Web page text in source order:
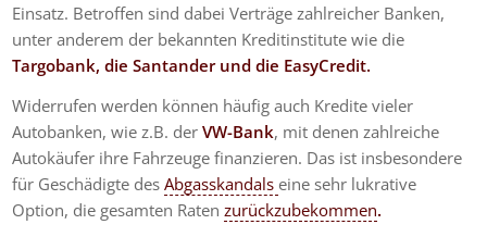
Einsatz. Betroffen sind dabei Verträge zahlreicher Banken,
unter anderem der bekannten Kreditinstitute wie die
Targobank, die Santander und die EasyCredit.
Widerrufen werden können häufig auch Kredite vieler
Autobanken, wie z.B. derVW-Bank, mit denen zahlreiche
Autokäufer ihre Fahrzeuge finanzieren. Das ist insbesondere
für Geschädigte desAbgasskandals eine sehr lukrative
Option, die gesamten Ratenzurückzubekommen.